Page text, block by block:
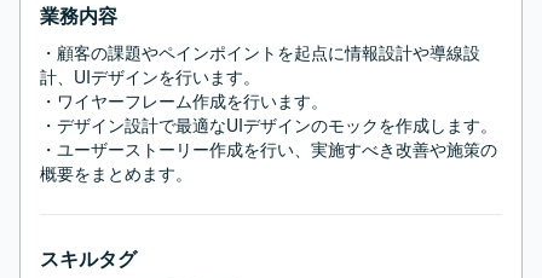
業務内容
・顧客の課題やペインポイントを起点に情報設計や導線設
計、UIデザインを行います。
・ワイヤーフレーム作成を行います。
・デザイン設計で最適なUIデザインのモックを作成します。
・ユーザーストーリー作成を行い、実施すべき改善や施策の
概要をまとめます。
スキルタグ